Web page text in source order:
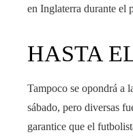
en Inglaterra durante el
HASTA
Tampoco se opondrá a
sábado, pero diversas
garantice que el